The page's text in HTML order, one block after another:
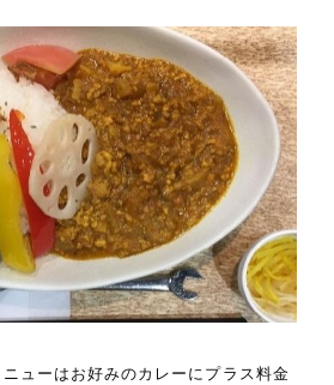
ューはお好みのカレーにプラス料金